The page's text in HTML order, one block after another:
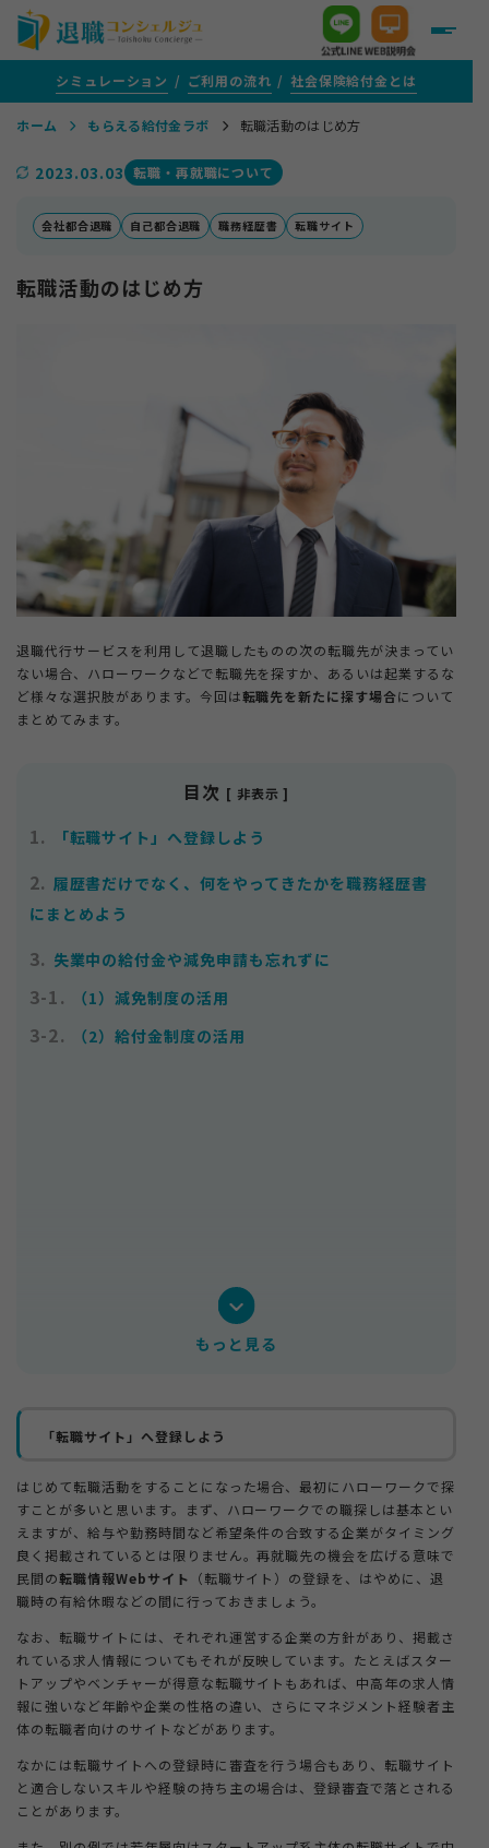
給付金サポートをご検討中の方
評判・口コミ
＋
1年以上ご通院を続けている方
法人ご担当者・インフルエンサーの方
退職コンシェルジュについて
シミュレーション ご利用の流れ 社会保険給付金とは
ホーム もらえる給付金ラボ 転職活動のはじめ方
2023.03.03 転職・再就職について
会社都合退職 自己都合退職 職務経歴書 転職サイト
転職活動のはじめ方
退職代行サービスを利用して退職したものの次の転職先が決まってい
ない場合、ハローワークなどで転職先を探すか、あるいは起業するな
ど様々な選択肢があります。今回は転職先を新たに探す場合について
まとめてみます。
目次 [ 非表示 ]
1. 「転職サイト」へ登録しよう
2. 履歴書だけでなく、何をやってきたかを職務経歴書
にまとめよう
3. 失業中の給付金や減免申請も忘れずに
3-1. （1）減免制度の活用
3-2. （2）給付金制度の活用
もっと見る
「転職サイト」へ登録しよう
はじめて転職活動をすることになった場合、最初にハローワークで探
すことが多いと思います。まず、ハローワークでの職探しは基本とい
えますが、給与や勤務時間など希望条件の合致する企業がタイミング
良く掲載されているとは限りません。再就職先の機会を広げる意味で
民間の転職情報Webサイト （転職サイト）の登録を、はやめに、退
職時の有給休暇などの間に行っておきましょう。
なお、転職サイトには、それぞれ運営する企業の方針があり、掲載さ
れている求人情報についてもそれが反映しています。たとえばスター
トアップやベンチャーが得意な転職サイトもあれば、中高年の求人情
報に強いなど年齢や企業の性格の違い、さらにマネジメント経験者主
体の転職者向けのサイトなどがあります。
なかには転職サイトへの登録時に審査を行う場合もあり、転職サイト
と適合しないスキルや経験の持ち主の場合は、登録審査で落とされる
ことがあります。